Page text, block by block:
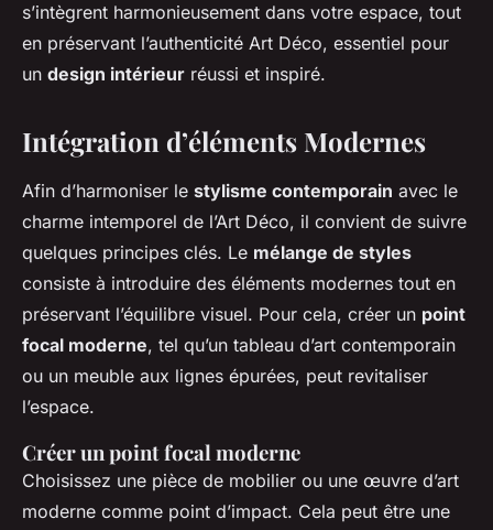
s’intègrent harmonieusement dans votre espace, tout
en préservant l’authenticité Art Déco, essentiel pour
un design intérieur réussi et inspiré.
Intégration d’éléments Modernes
Afin d’harmoniser le stylisme contemporain avec le
charme intemporel de l’Art Déco, il convient de suivre
quelques principes clés. Le mélange de styles
consiste à introduire des éléments modernes tout en
préservant l’équilibre visuel. Pour cela, créer un point
focal moderne, tel qu’un tableau d’art contemporain
ou un meuble aux lignes épurées, peut revitaliser
l’espace.
Créer un point focal moderne
Choisissez une pièce de mobilier ou une œuvre d’art
moderne comme point d’impact. Cela peut être une